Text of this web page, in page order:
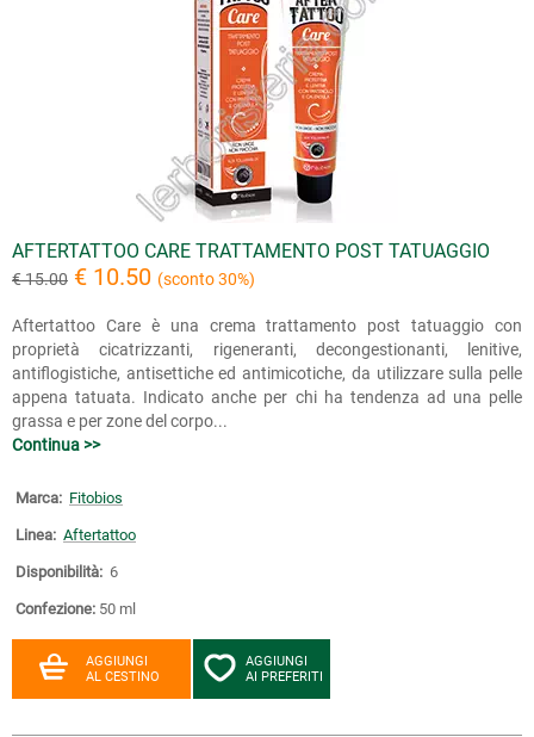
AFTERTATTOO CARE TRATTAMENTO POST TATUAGGIO
€ 15.00 € 10.50 (sconto 30%)
Aftertattoo Care è una crema trattamento post tatuaggio con
proprietà cicatrizzanti, rigeneranti, decongestionanti, lenitive,
antiflogistiche, antisettiche ed antimicotiche, da utilizzare sulla pelle
appena tatuata. Indicato anche per chi ha tendenza ad una pelle
grassa e per zone del corpo...
Continua >>
Marca: Fitobios
Linea: Aftertattoo
Disponibilità: 6
Confezione: 50 ml
AGGIUNGI
AL CESTINO
AGGIUNGI
AI PREFERITI